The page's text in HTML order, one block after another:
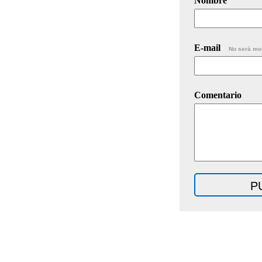
E-mail No será
Comentario